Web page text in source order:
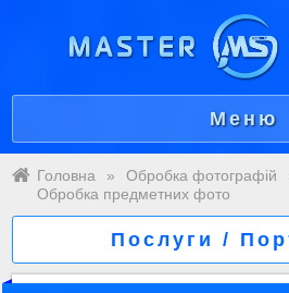
Меню
Головна » Обробка фотографій
Обробка предметних фото
Послуги /